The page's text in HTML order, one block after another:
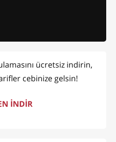
ücretsiz indirin,
cebinize gelsin!
İNDİR